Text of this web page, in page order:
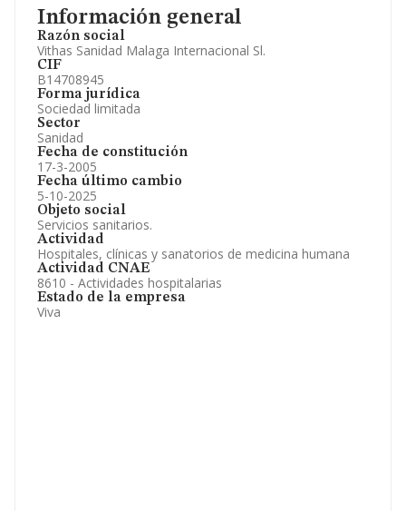
Información general
Razón social
Vithas Sanidad Malaga Internacional Sl.
CIF
B14708945
Forma jurídica
Sociedad limitada
Sector
Sanidad
Fecha de constitución
17-3-2005
Fecha último cambio
5-10-2025
Objeto social
Servicios sanitarios.
Actividad
Hospitales, clínicas y sanatorios de medicina humana
Actividad CNAE
8610 - Actividades hospitalarias
Estado de la empresa
Viva
Información oficial y registral complementaria.